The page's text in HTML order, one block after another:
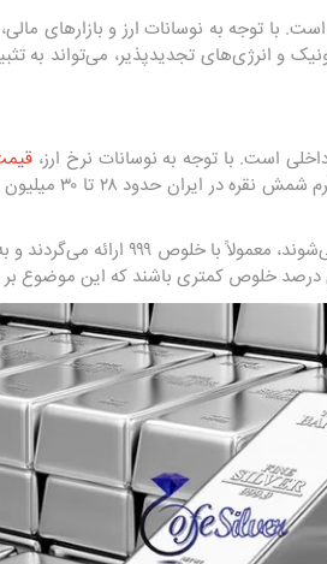
۲۴ دلار به ازای هر اونس بوده است. با توجه به نوسانات
و انرژی‌های تجدیدپذیر، می‌تواند
است. با توجه به نوسانات نرخ ارز،
است دستخوش تغییرات
نکته قابل توجه این است که شمش‌های نقره‌ای که
خلوص کمتری باشند که این موضوع بر